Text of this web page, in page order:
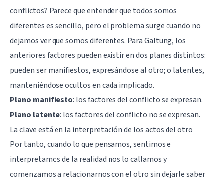
conflictos? Parece que entender que todos somos
diferentes es sencillo, pero el problema surge cuando no
dejamos ver que somos diferentes. Para Galtung, los
anteriores factores pueden existir en dos planes distintos:
pueden ser manifiestos, expresándose al otro; o latentes,
manteniéndose ocultos en cada implicado.
Plano manifiesto: los factores del conflicto se expresan.
Plano latente: los factores del conflicto no se expresan.
La clave está en la interpretación de los actos del otro
Por tanto, cuando lo que pensamos, sentimos e
interpretamos de la realidad nos lo callamos y
comenzamos a relacionarnos con el otro sin dejarle saber